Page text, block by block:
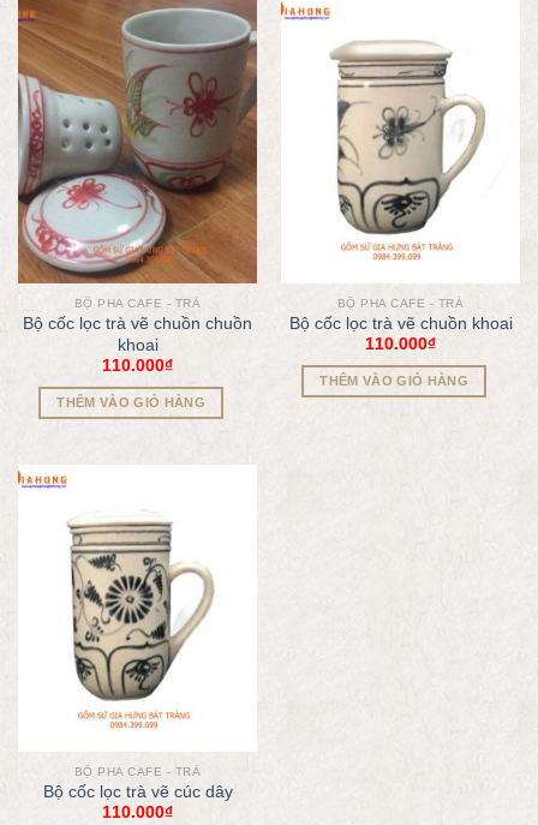
BỘ PHA CAFE - TRÀ
Bộ cốc lọc trà vẽ chuồn chuồn
khoai
110.000₫
THÊM VÀO GIỎ HÀNG
BỘ PHA CAFE - TRÀ
Bộ cốc lọc trà vẽ chuồn khoai
110.000₫
THÊM VÀO GIỎ HÀNG
BỘ PHA CAFE - TRÀ
Bộ cốc lọc trà vẽ cúc dây
110.000₫